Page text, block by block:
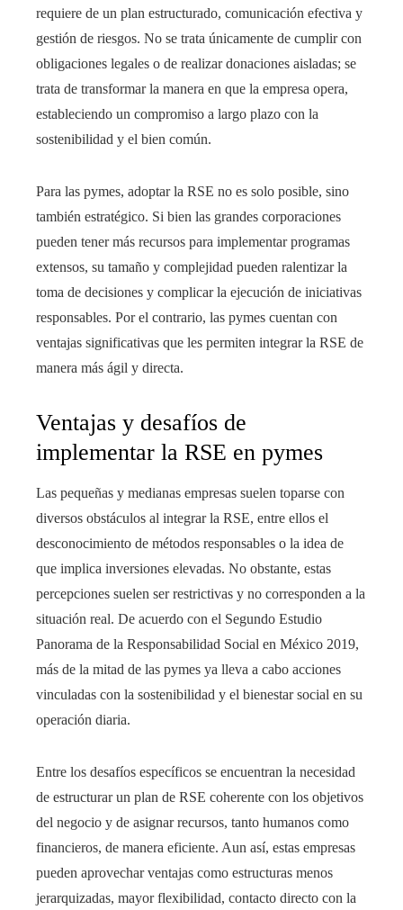
requiere de un plan estructurado, comunicación efectiva y
gestión de riesgos. No se trata únicamente de cumplir con
obligaciones legales o de realizar donaciones aisladas; se
trata de transformar la manera en que la empresa opera,
estableciendo un compromiso a largo plazo con la
sostenibilidad y el bien común.
Para las pymes, adoptar la RSE no es solo posible, sino
también estratégico. Si bien las grandes corporaciones
pueden tener más recursos para implementar programas
extensos, su tamaño y complejidad pueden ralentizar la
toma de decisiones y complicar la ejecución de iniciativas
responsables. Por el contrario, las pymes cuentan con
ventajas significativas que les permiten integrar la RSE de
manera más ágil y directa.
Ventajas y desafíos de
implementar la RSE en pymes
Las pequeñas y medianas empresas suelen toparse con
diversos obstáculos al integrar la RSE, entre ellos el
desconocimiento de métodos responsables o la idea de
que implica inversiones elevadas. No obstante, estas
percepciones suelen ser restrictivas y no corresponden a la
situación real. De acuerdo con el Segundo Estudio
Panorama de la Responsabilidad Social en México 2019,
más de la mitad de las pymes ya lleva a cabo acciones
vinculadas con la sostenibilidad y el bienestar social en su
operación diaria.
Entre los desafíos específicos se encuentran la necesidad
de estructurar un plan de RSE coherente con los objetivos
del negocio y de asignar recursos, tanto humanos como
financieros, de manera eficiente. Aun así, estas empresas
pueden aprovechar ventajas como estructuras menos
jerarquizadas, mayor flexibilidad, contacto directo con la